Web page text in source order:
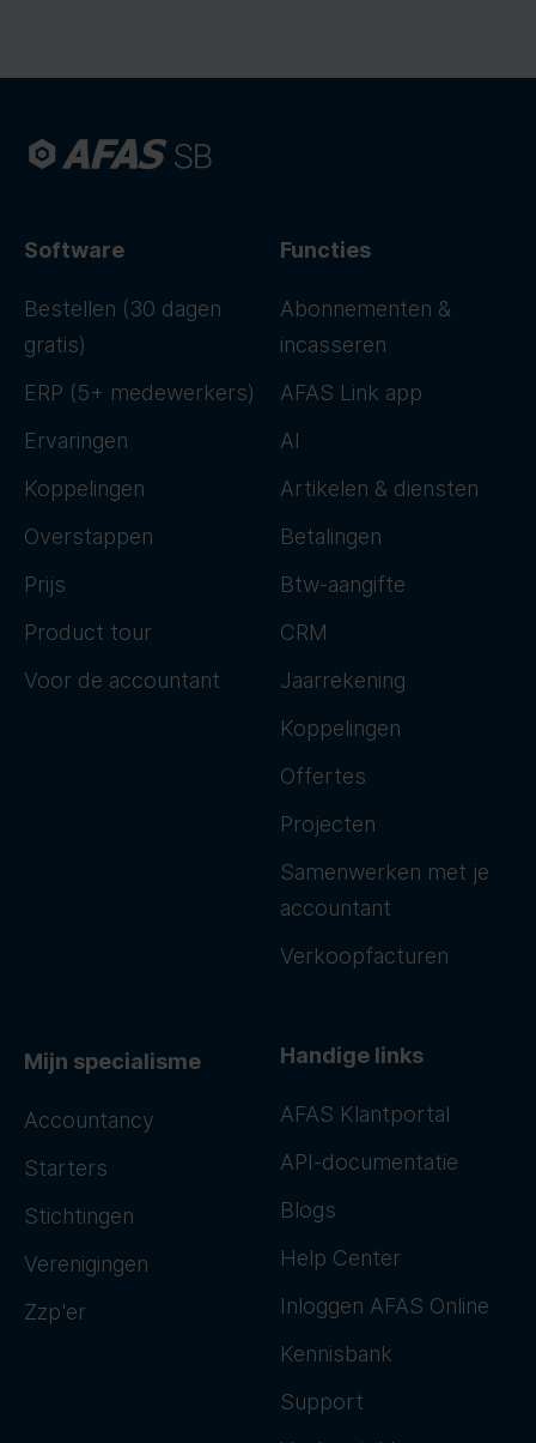
Software
Bestellen (30 dagen
gratis)
ERP (5+ medewerkers)
Ervaringen
Koppelingen
Overstappen
Prijs
Product tour
Voor de accountant
Functies
Abonnementen &
incasseren
AFAS Link app
AI
Artikelen & diensten
Betalingen
Btw-aangifte
CRM
Jaarrekening
Koppelingen
Offertes
Projecten
Samenwerken met je
accountant
Verkoopfacturen
Mijn specialisme
Accountancy
Starters
Stichtingen
Verenigingen
Zzp'er
Handige links
AFAS Klantportal
API-documentatie
Blogs
Help Center
Inloggen AFAS Online
Kennisbank
Support